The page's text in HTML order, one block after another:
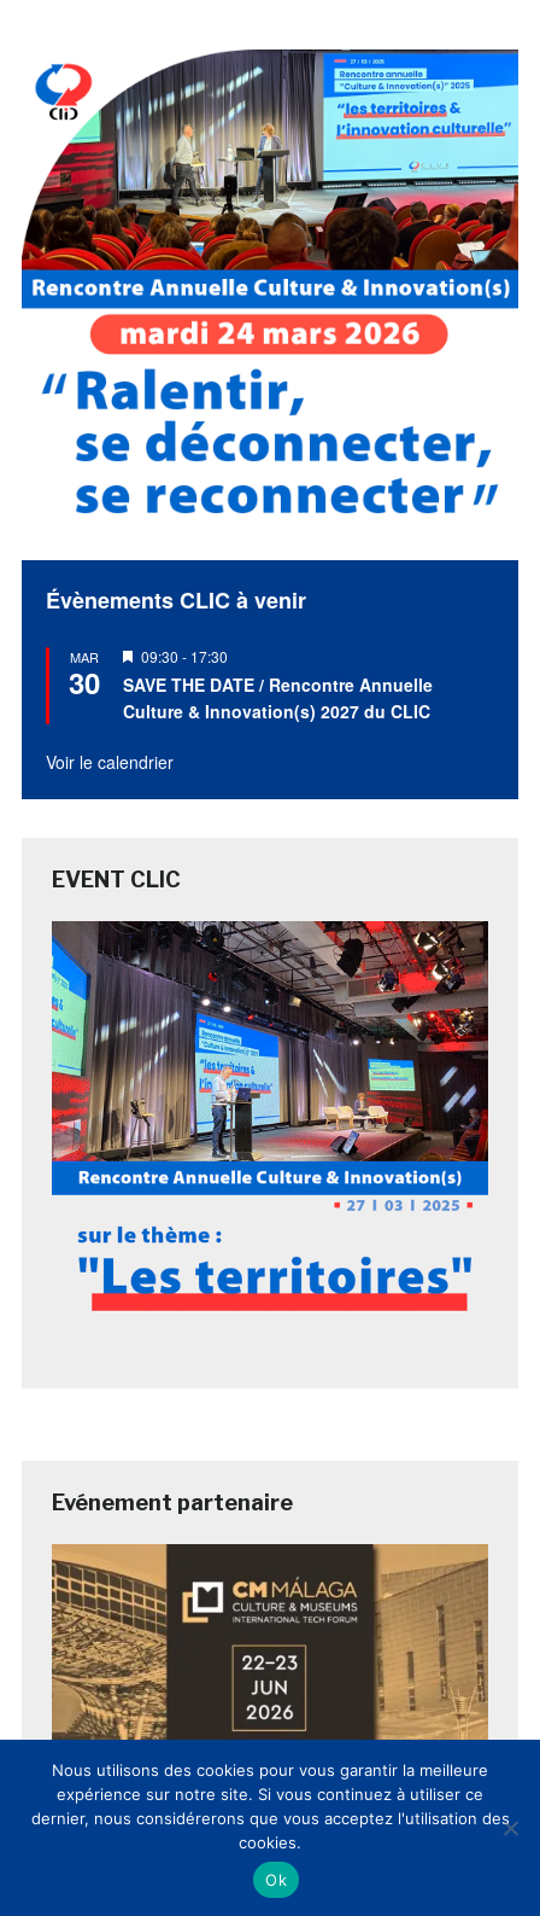
Évènements CLIC à venir
MAR
30
Mis
en
avant
09:30 - 17:30
SAVE THE DATE / Rencontre Annuelle
Culture & Innovation(s) 2027 du CLIC
Voir le calendrier
EVENT CLIC
Evénement partenaire
Nous utilisons des cookies pour vous garantir la meilleure
expérience sur notre site. Si vous continuez à utiliser ce
dernier, nous considérerons que vous acceptez l'utilisation des
cookies.
Ok